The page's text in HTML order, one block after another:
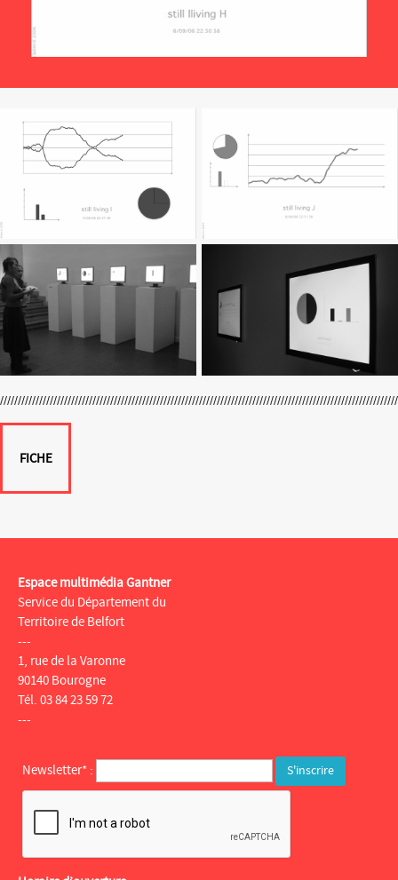
FICHE
Espace multimédia Gantner
Service du Département du
Territoire de Belfort
---
1, rue de la Varonne
90140 Bourogne
Tél. 03 84 23 59 72
---
Newsletter* :